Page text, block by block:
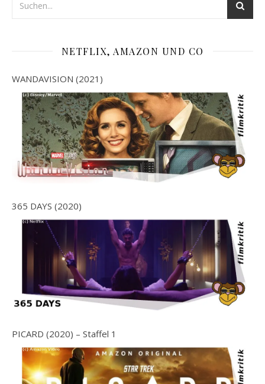
NETFLIX, AMAZON UND CO
WANDAVISION (2021)
365 DAYS (2020)
PICARD (2020) – Staffel 1